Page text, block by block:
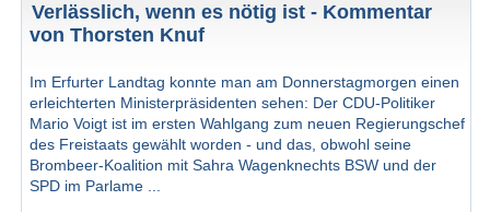
Verlässlich, wenn es nötig ist - Kommentar
von Thorsten Knuf
Im Erfurter Landtag konnte man am Donnerstagmorgen einen
erleichterten Ministerpräsidenten sehen: Der CDU-Politiker
Mario Voigt ist im ersten Wahlgang zum neuen Regierungschef
des Freistaats gewählt worden - und das, obwohl seine
Brombeer-Koalition mit Sahra Wagenknechts BSW und der
SPD im Parlame ...